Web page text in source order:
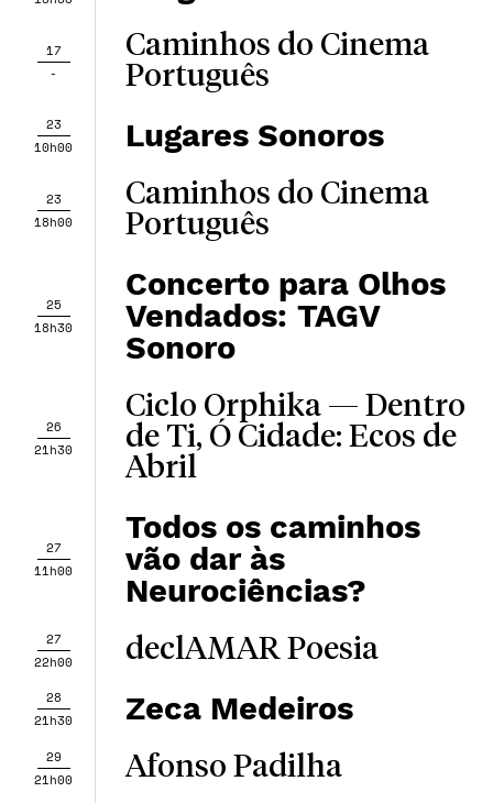
17
-
Caminhos do Cinema
Português
23
10h00
Lugares Sonoros
23
18h00
Caminhos do Cinema
Português
25
18h30
Concerto para Olhos
Vendados: TAGV
Sonoro
26
21h30
Ciclo Orphika — ​​Dentro
de Ti, Ó Cidade: Ecos de
Abril
27
11h00
Todos os caminhos
vão dar às
Neurociências?
27
22h00
declAMAR Poesia
28
21h30
Zeca Medeiros
29
21h00
Afonso Padilha